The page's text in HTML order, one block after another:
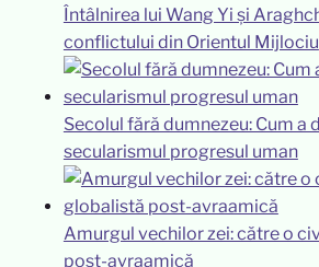
Întâlnirea lui Wang Yi și
conflictului din Orientul Mijlociu
Secolul fără dumnezeu: Cum a
secularismul progresul uman
Amurgul vechilor zei: către o
post-avraamică